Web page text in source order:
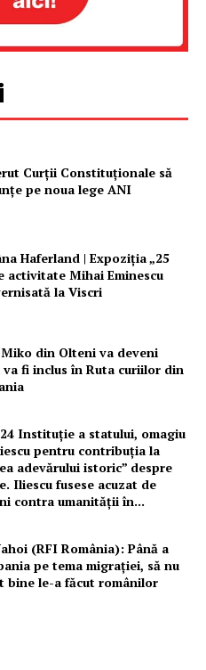
Curții Constituționale să
pe noua lege ANI
Haferland | Expoziţia „25
activitate Mihai Eminescu
la Viscri
din Olteni va deveni
va fi inclus în Ruta curiilor din
Instituție a statului, omagiu
pentru contribuția la
adevărului istoric” despre
Iliescu fusese acuzat de
contra umanității în...
(RFI România): Până a
pe tema migrației, să nu
bine le-a făcut românilor